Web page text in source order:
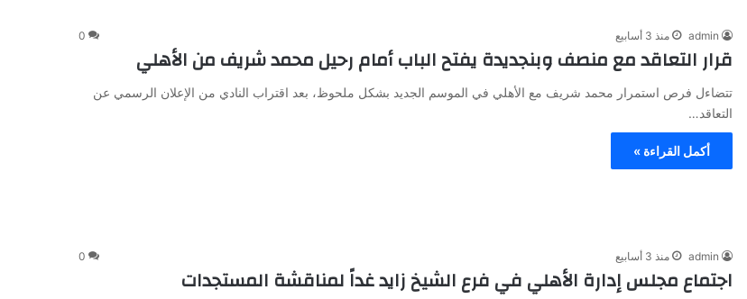
admin منذ 3 أسابيع 0
قرار التعاقد مع منصف وبنجديدة يفتح الباب أمام رحيل محمد شريف من الأهلي
تتضاءل فرص استمرار محمد شريف مع الأهلي في الموسم الجديد بشكل ملحوظ، بعد اقتراب النادي من الإعلان الرسمي عن
التعاقد…
أكمل القراءة »
admin منذ 3 أسابيع 0
اجتماع مجلس إدارة الأهلي في فرع الشيخ زايد غداً لمناقشة المستجدات